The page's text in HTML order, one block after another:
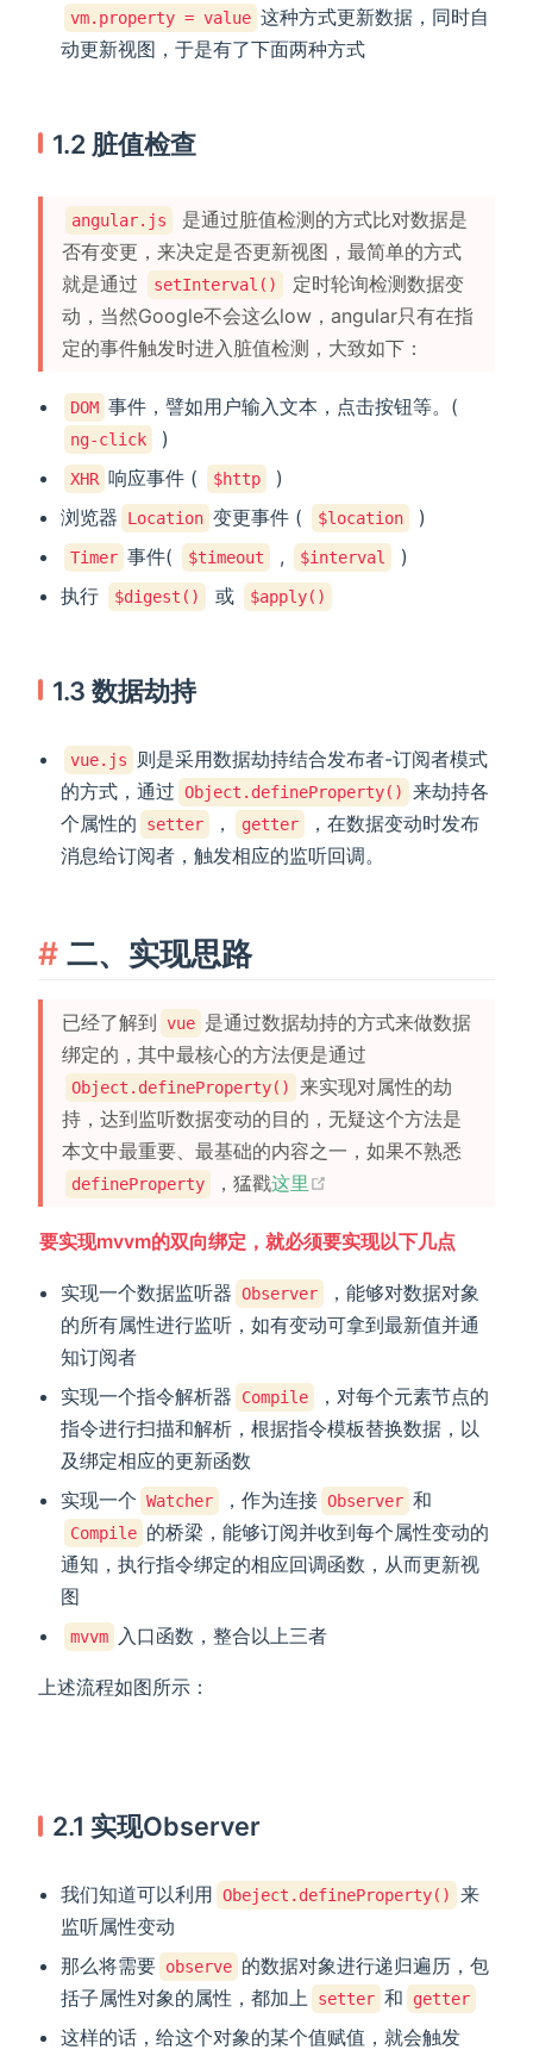
vm.property = value 这种方式更新数据，同时自
动更新视图，于是有了下面两种方式
1.2 脏值检查
angular.js
是通过脏值检测的方式比对数据是
否有变更，来决定是否更新视图，最简单的方式
就是通过
setInterval()
定时轮询检测数据变
动，当然Google不会这么low，angular只有在指
定的事件触发时进入脏值检测，大致如下：
DOM 事件，譬如用户输入文本，点击按钮等。(
ng-click )
XHR 响应事件 ( $http
)
浏览器
Location 变更事件 ( $location )
Timer 事件( $timeout , $interval
)
执行
$digest() 或 $apply()
1.3 数据劫持
vue.js
则是采用数据劫持结合发布者-订阅者模式
的方式，通过 Object.defineProperty()
来劫持各
个属性的
setter ， getter
，在数据变动时发布
消息给订阅者，触发相应的监听回调。
二、实现思路
已经了解到 vue 是通过数据劫持的方式来做数据
绑定的，其中最核心的方法便是通过
Object.defineProperty()
来实现对属性的劫
持，达到监听数据变动的目的，无疑这个方法是
本文中最重要、最基础的内容之一，如果不熟悉
defineProperty ，猛戳这里
要实现mvvm的双向绑定，就必须要实现以下几点
实现一个数据监听器 Observer
，能够对数据对象
的所有属性进行监听，如有变动可拿到最新值并通
知订阅者
实现一个指令解析器
Compile
，对每个元素节点的
指令进行扫描和解析，根据指令模板替换数据，以
及绑定相应的更新函数
实现一个 Watcher ，作为连接 Observer 和
Compile 的桥梁，能够订阅并收到每个属性变动的
通知，执行指令绑定的相应回调函数，从而更新视
图
mvvm 入口函数，整合以上三者
上述流程如图所示：
2.1 实现Observer
我们知道可以利用 Obeject.defineProperty()
来
监听属性变动
那么将需要 observe 的数据对象进行递归遍历，包
括子属性对象的属性，都加上
setter 和 getter
这样的话，给这个对象的某个值赋值，就会触发